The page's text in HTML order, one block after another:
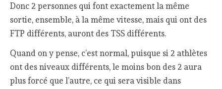
Donc 2 personnes qui font exactement la même
sortie, ensemble, à la même vitesse, mais qui ont des
FTP différents, auront des TSS différents.
Quand on y pense, c’est normal, puisque si 2 athlètes
ont des niveaux différents, le moins bon des 2 aura
plus forcé que l’autre, ce qui sera visible dans